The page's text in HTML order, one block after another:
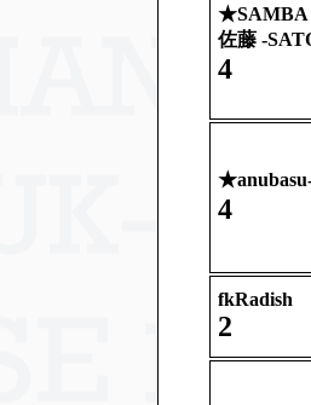
★
佐藤 -
4
★
4
fkRadish
2